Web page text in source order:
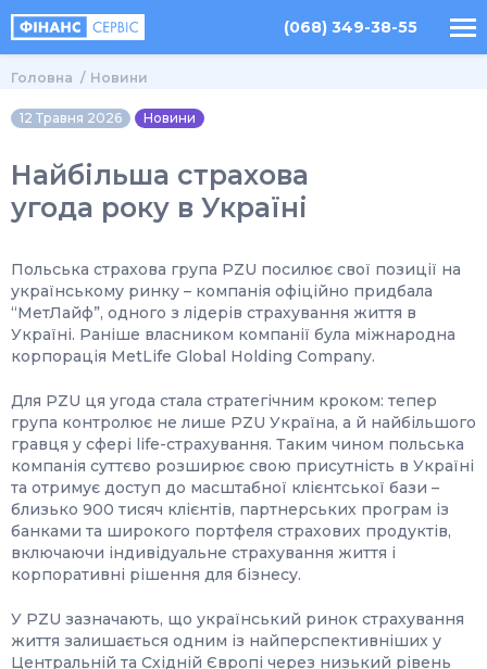
(068) 349-38-55
Головна Новини
12 Травня 2026 Новини
Найбільша страхова
угода року в Україні
Польська страхова група PZU посилює свої позиції на
українському ринку – компанія офіційно придбала
“МетЛайф”, одного з лідерів страхування життя в
Україні. Раніше власником компанії була міжнародна
корпорація MetLife Global Holding Company.
Для PZU ця угода стала стратегічним кроком: тепер
група контролює не лише PZU Україна, а й найбільшого
гравця у сфері life-страхування. Таким чином польська
компанія суттєво розширює свою присутність в Україні
та отримує доступ до масштабної клієнтської бази –
близько 900 тисяч клієнтів, партнерських програм із
банками та широкого портфеля страхових продуктів,
включаючи індивідуальне страхування життя і
корпоративні рішення для бізнесу.
У PZU зазначають, що український ринок страхування
життя залишається одним із найперспективніших у
Центральній та Східній Європі через низький рівень